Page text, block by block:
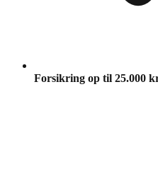
Forsikring op til 25.000